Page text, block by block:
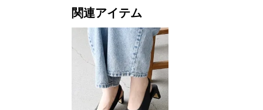
関連アイテム